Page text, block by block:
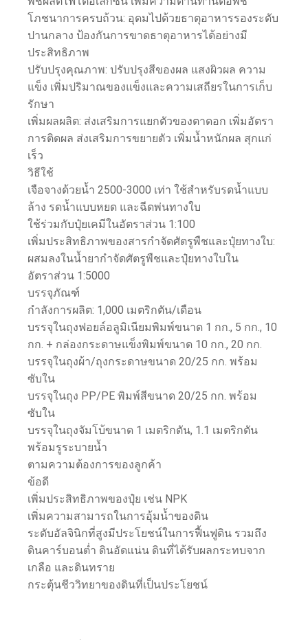
โภชนาการครบถ้วน: อุดมไปด้วยธาตุอาหารรองระดับ
ปานกลาง ป้องกันการขาดธาตุอาหารได้อย่างมี
ประสิทธิภาพ
ปรับปรุงคุณภาพ: ปรับปรุงสีของผล แสงผิวผล ความ
แข็ง เพิ่มปริมาณของแข็งและความเสถียรในการเก็บ
รักษา
เพิ่มผลผลิต: ส่งเสริมการแยกตัวของตาดอก เพิ่มอัตรา
การติดผล ส่งเสริมการขยายตัว เพิ่มน้ำหนักผล สุกแก่
เร็ว
วิธีใช้
เจือจางด้วยน้ำ 2500-3000 เท่า ใช้สำหรับรดน้ำแบบ
ล้าง รดน้ำแบบหยด และฉีดพ่นทางใบ
ใช้ร่วมกับปุ๋ยเคมีในอัตราส่วน 1:100
เพิ่มประสิทธิภาพของสารกำจัดศัตรูพืชและปุ๋ยทางใบ:
ผสมลงในน้ำยากำจัดศัตรูพืชและปุ๋ยทางใบใน
อัตราส่วน 1:5000
บรรจุภัณฑ์
กำลังการผลิต: 1,000 เมตริกตัน/เดือน
บรรจุในถุงฟอยล์อลูมิเนียมพิมพ์ขนาด 1 กก., 5 กก., 10
กก. + กล่องกระดาษแข็งพิมพ์ขนาด 10 กก., 20 กก.
บรรจุในถุงผ้า/ถุงกระดาษขนาด 20/25 กก. พร้อม
ซับใน
บรรจุในถุง PP/PE พิมพ์สีขนาด 20/25 กก. พร้อม
ซับใน
บรรจุในถุงจัมโบ้ขนาด 1 เมตริกตัน, 1.1 เมตริกตัน
พร้อมรูระบายน้ำ
ตามความต้องการของลูกค้า
ข้อดี
เพิ่มประสิทธิภาพของปุ๋ย เช่น NPK
เพิ่มความสามารถในการอุ้มน้ำของดิน
ระดับอัลจินิกที่สูงมีประโยชน์ในการฟื้นฟูดิน รวมถึง
ดินคาร์บอนต่ำ ดินอัดแน่น ดินที่ได้รับผลกระทบจาก
เกลือ และดินทราย
กระตุ้นชีววิทยาของดินที่เป็นประโยชน์